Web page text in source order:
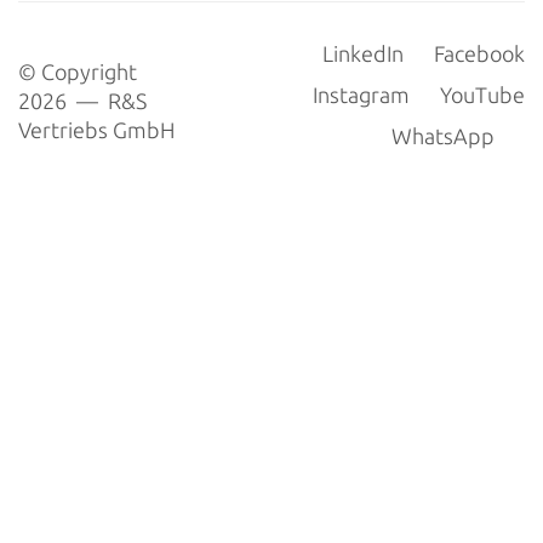
LinkedIn
Facebook
Instagram
YouTube
WhatsApp
© Copyright
2026 — R&S
Vertriebs GmbH